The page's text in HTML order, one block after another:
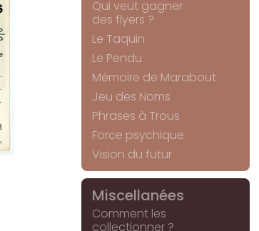
Qui veut gagner
des flyers ?
Le Taquin
Le Pendu
Mémoire de Marabout
Jeu des Noms
Phrases à Trous
Force psychique
Vision du futur
Miscellanées
Comment les
collectionner ?